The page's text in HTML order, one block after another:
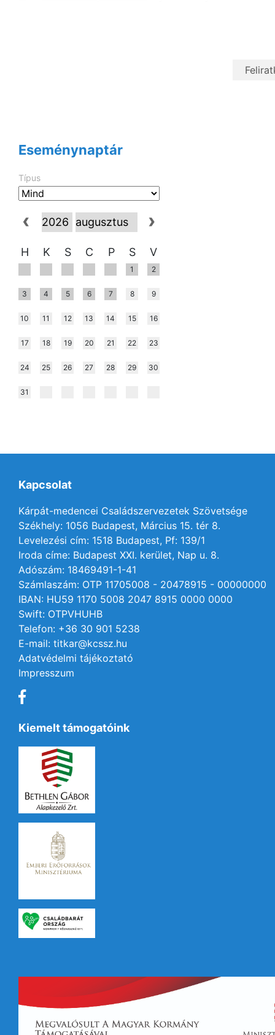
Eseménynaptár
Típus
H K S C P S V
1 2
3 4 5 6 7 8 9
10 11 12 13 14 15 16
17 18 19 20 21 22 23
24 25 26 27 28 29 30
31
Kapcsolat
Kárpát-medencei Családszervezetek Szövetsége
Székhely: 1056 Budapest, Március 15. tér 8.
Levelezési cím: 1518 Budapest, Pf: 139/1
Iroda címe: Budapest XXI. kerület, Nap u. 8.
Adószám: 18469491-1-41
Számlaszám: OTP 11705008 - 20478915 - 00000000
IBAN: HU59 1170 5008 2047 8915 0000 0000
Swift: OTPVHUHB
Telefon: +36 30 901 5238
E-mail: titkar@kcssz.hu
Adatvédelmi tájékoztató
Impresszum
Kiemelt támogatóink